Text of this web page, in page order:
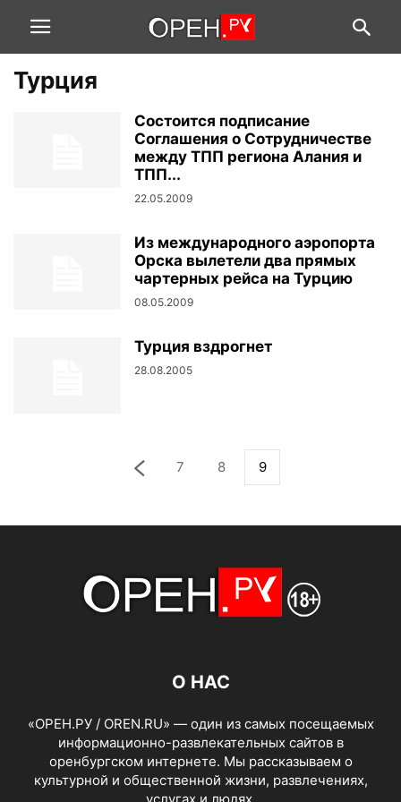
Турция
Состоится подписание
Соглашения о Сотрудничестве
между ТПП региона Алания и
ТПП...
22.05.2009
Из международного аэропорта
Орска вылетели два прямых
чартерных рейса на Турцию
08.05.2009
Турция вздрогнет
28.08.2005
7 8 9
О НАС
«ОРЕН.РУ / OREN.RU» — один из самых посещаемых
информационно-развлекательных сайтов в
оренбургском интернете. Мы рассказываем о
культурной и общественной жизни, развлечениях,